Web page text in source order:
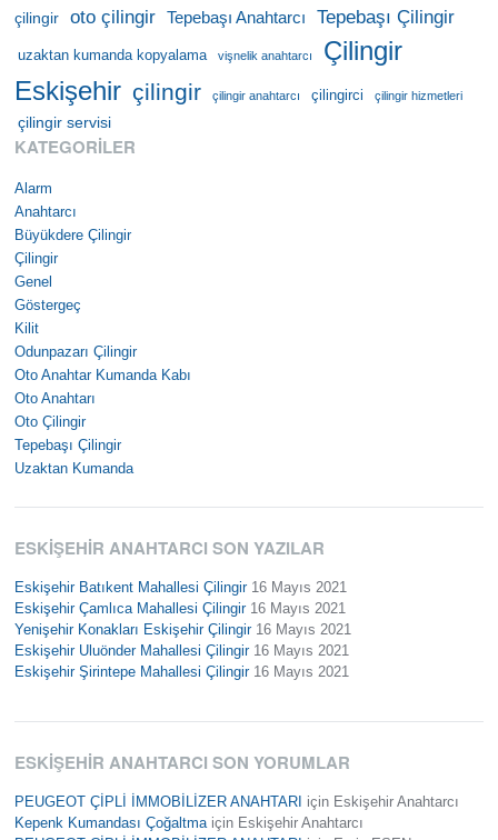
çilingir
oto çilingir Tepebaşı Anahtarcı Tepebaşı Çilingir
uzaktan kumanda kopyalama vişnelik anahtarcı
Çilingir
Eskişehir çilingir çilingir anahtarcı çilingirci çilingir hizmetleri
çilingir servisi
KATEGORILER
Alarm
Anahtarcı
Büyükdere Çilingir
Çilingir
Genel
Göstergeç
Kilit
Odunpazarı Çilingir
Oto Anahtar Kumanda Kabı
Oto Anahtarı
Oto Çilingir
Tepebaşı Çilingir
Uzaktan Kumanda
ESKIŞEHIR ANAHTARCI SON YAZILAR
Eskişehir Batıkent Mahallesi Çilingir 16 Mayıs 2021
Eskişehir Çamlıca Mahallesi Çilingir 16 Mayıs 2021
Yenişehir Konakları Eskişehir Çilingir 16 Mayıs 2021
Eskişehir Uluönder Mahallesi Çilingir 16 Mayıs 2021
Eskişehir Şirintepe Mahallesi Çilingir 16 Mayıs 2021
ESKIŞEHIR ANAHTARCI SON YORUMLAR
PEUGEOT ÇİPLİ İMMOBİLİZER ANAHTARI için Eskişehir Anahtarcı
Kepenk Kumandası Çoğaltma için Eskişehir Anahtarcı